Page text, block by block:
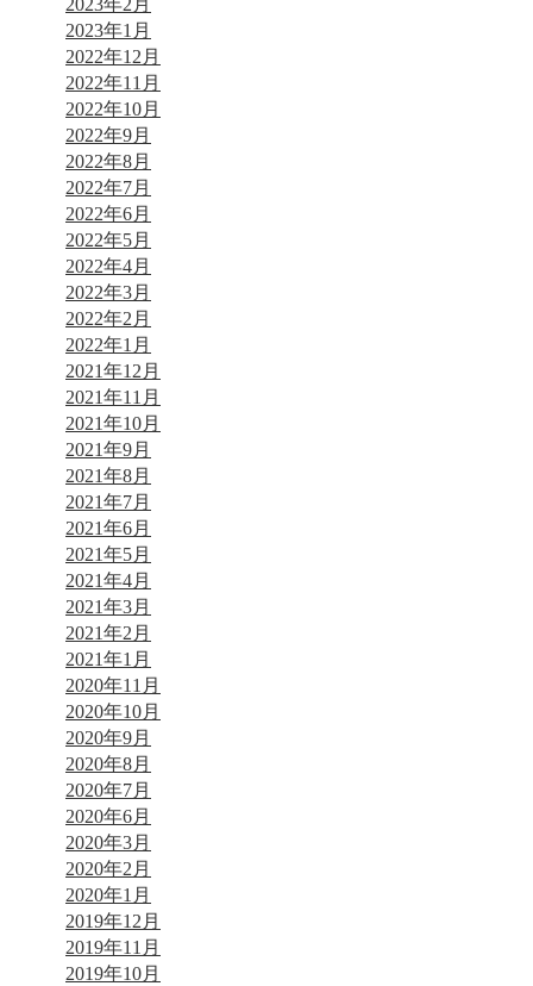
2023年2月
2023年1月
2022年12月
2022年11月
2022年10月
2022年9月
2022年8月
2022年7月
2022年6月
2022年5月
2022年4月
2022年3月
2022年2月
2022年1月
2021年12月
2021年11月
2021年10月
2021年9月
2021年8月
2021年7月
2021年6月
2021年5月
2021年4月
2021年3月
2021年2月
2021年1月
2020年11月
2020年10月
2020年9月
2020年8月
2020年7月
2020年6月
2020年3月
2020年2月
2020年1月
2019年12月
2019年11月
2019年10月